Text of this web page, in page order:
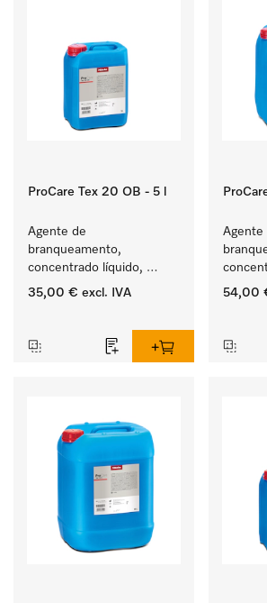
ProCare Tex 20 OB - 5 l
Agente de
branqueamento,
concentrado líquido,
ácido, 5 l para a remoção
35,00 € excl. IVA
Agente
ácido,
54,00